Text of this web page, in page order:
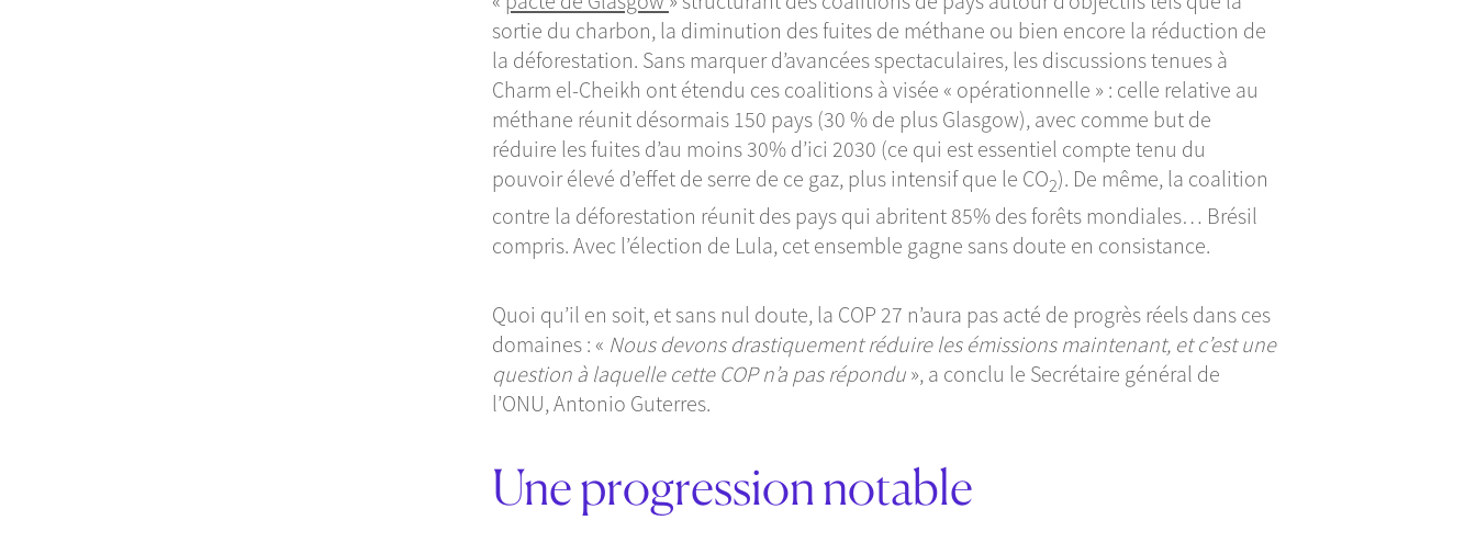
sortie du charbon, la diminution des fuites de méthane ou bien encore la réduction de
la déforestation. Sans marquer d’avancées spectaculaires, les discussions tenues à
Charm el-Cheikh ont étendu ces coalitions à visée « opérationnelle » : celle relative au
méthane réunit désormais 150 pays (30 % de plus Glasgow), avec comme but de
réduire les fuites d’au moins 30% d’ici 2030 (ce qui est essentiel compte tenu du
pouvoir élevé d’effet de serre de ce gaz, plus intensif que le CO2). De même, la coalition
contre la déforestation réunit des pays qui abritent 85% des forêts mondiales… Brésil
compris. Avec l’élection de Lula, cet ensemble gagne sans doute en consistance.
Quoi qu’il en soit, et sans nul doute, la COP 27 n’aura pas acté de progrès réels dans ces
domaines : « Nous devons drastiquement réduire les émissions maintenant, et c’est une
question à laquelle cette COP n’a pas répondu », a conclu le Secrétaire général de
l’ONU, Antonio Guterres.
Une progression notable